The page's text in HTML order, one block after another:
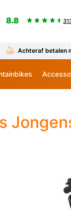
8.8
Achteraf betalen